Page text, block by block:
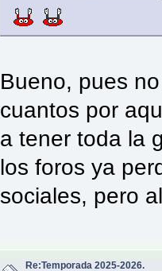
Bueno, pues
cuantos por
a tener toda la
los foros ya
sociales, pero
Re:Temporada 2025-2026.